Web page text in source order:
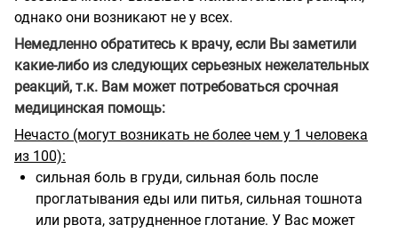
однако они возникают не у всех.
Немедленно обратитесь к врачу, если Вы заметили
какие-либо из следующих серьезных нежелательных
реакций, т.к. Вам может потребоваться срочная
медицинская помощь:
Нечасто (могут возникать не более чем у 1 человека
из 100):
сильная боль в груди, сильная боль после
проглатывания еды или питья, сильная тошнота
или рвота, затрудненное глотание. У Вас может